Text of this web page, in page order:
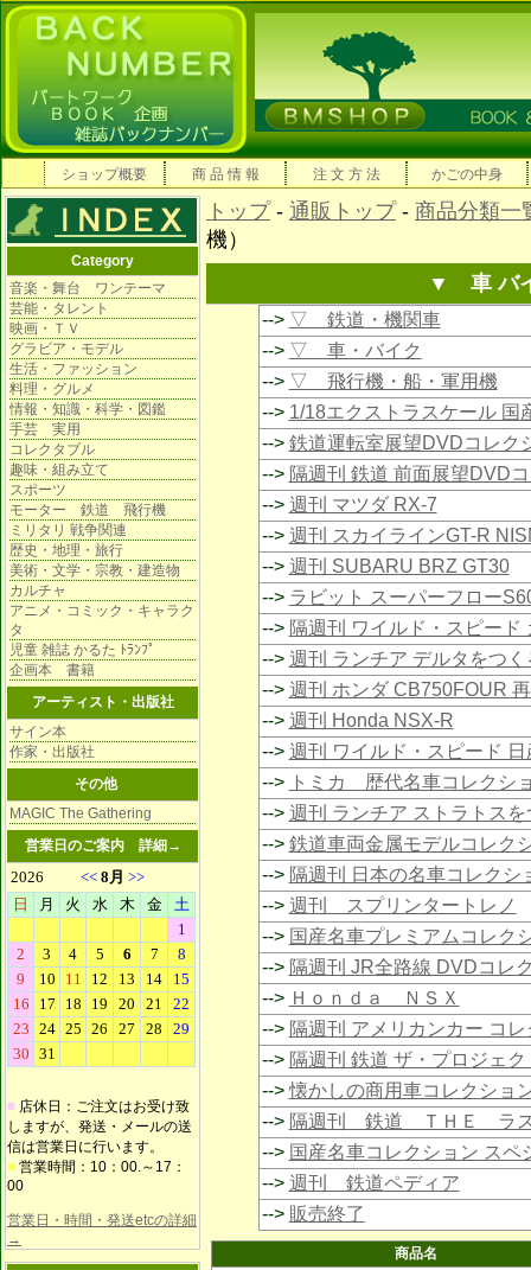
ショップ概要 商 品 情 報 注 文 方 法 かごの中身
Category
音楽・舞台 ワンテーマ
芸能・タレント
映画・ＴＶ
グラビア・モデル
生活・ファッション
料理・グルメ
情報・知識・科学・図鑑
手芸 実用
コレクタブル
趣味・組み立て
スポーツ
モーター 鉄道 飛行機
ミリタリ 戦争関連
歴史・地理・旅行
美術・文学・宗教・建造物
カルチャ
アニメ・コミック・キャラク
タ
児童 雑誌 かるた ﾄﾗﾝﾌﾟ
企画本 書籍
アーティスト・出版社
サイン本
作家・出版社
その他
MAGIC The Gathering
営業日のご案内 詳細→
■ 店休日：ご注文はお受け致
しますが、発送・メールの送
信は営業日に行います。
■ 営業時間：10：00.～17：
00
営業日・時間・発送etcの詳細
→
トップ- 通販トップ- 商品分類一
機）
▼ 車 バ
--> ▽ 鉄道・機関車
--> ▽ 車・バイク
--> ▽ 飛行機・船・軍用機
--> 1/18エクストラスケール 国
--> 鉄道運転室展望DVDコレク
--> 隔週刊 鉄道 前面展望DVD
--> 週刊 マツダ RX-7
--> 週刊 スカイラインGT-R
--> 週刊 SUBARU BRZ GT30
--> ラビット スーパーフロー
--> 隔週刊 ワイルド・スピード
--> 週刊 ランチア デルタをつく
--> 週刊 ホンダ CB750FOUR
--> 週刊 Honda NSX-R
--> 週刊 ワイルド・スピード
--> トミカ 歴代名車コレクシ
--> 週刊 ランチア ストラトスを
--> 鉄道車両金属モデルコレク
--> 隔週刊 日本の名車コレクシ
--> 週刊 スプリンタートレノ
--> 国産名車プレミアムコレク
--> 隔週刊 JR全路線 DVDコレ
--> Ｈｏｎｄａ ＮＳＸ
--> 隔週刊 アメリカンカー コ
--> 隔週刊 鉄道 ザ・プロジェク
-->懐かしの商用車コレクショ
--> 隔週刊 鉄道 ＴＨＥ ラ
--> 国産名車コレクション スペ
--> 週刊 鉄道ペディア
--> 販売終了
商品名